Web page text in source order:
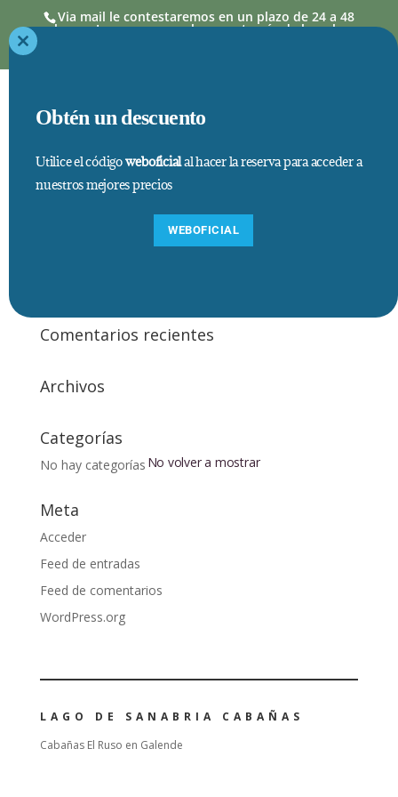
Via mail le contestaremos en un plazo de 24 a 48
horas. Las reservas se hacen a través de la web,
pixel verde
Comentarios recientes
Archivos
Categorías
No hay categorías
Meta
Acceder
Feed de entradas
Feed de comentarios
WordPress.org
LAGO DE SANABRIA CABAÑAS
Cabañas El Ruso en Galende
Close
Obtén un descuento
Utilice el códigoweboficialal hacer la reserva para acceder a
nuestros mejores precios
WEBOFICIAL
No volver a mostrar